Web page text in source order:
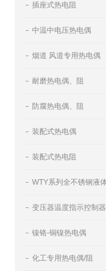
插座式热电阻
中温中电压热电偶
烟道 风道专用热电偶
耐磨热电偶、阻
防腐热电偶、阻
装配式热电偶
装配式热电阻
变压器温度指示控制器
镍铬-铜镍热电偶
化工专用热电偶/阻